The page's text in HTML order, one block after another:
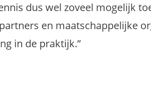
dus wel zoveel mogelijk
en maatschappelijke
in de praktijk.”